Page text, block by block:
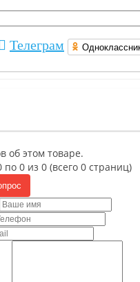
(пьедесталы и
Упряжи
Телеграм
об этом товаре.
по 0 из 0 (всего 0 страниц)